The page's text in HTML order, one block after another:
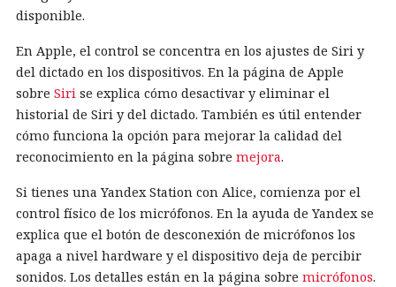
disponible.
En Apple, el control se concentra en los ajustes de Siri y
del dictado en los dispositivos. En la página de Apple
sobre Siri se explica cómo desactivar y eliminar el
historial de Siri y del dictado. También es útil entender
cómo funciona la opción para mejorar la calidad del
reconocimiento en la página sobre mejora.
Si tienes una Yandex Station con Alice, comienza por el
control físico de los micrófonos. En la ayuda de Yandex se
explica que el botón de desconexión de micrófonos los
apaga a nivel hardware y el dispositivo deja de percibir
sonidos. Los detalles están en la página sobre micrófonos.